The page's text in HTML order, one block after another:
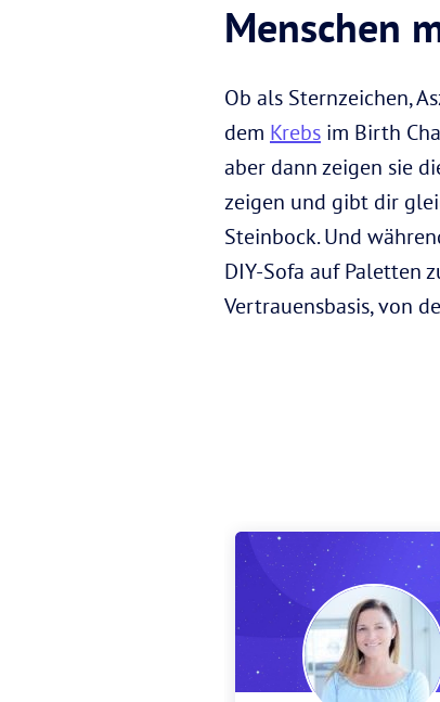
Menschen
Ob als Sternzeichen,
dem Krebs im Birth
aber dann zeigen sie
zeigen und gibt dir
Steinbock. Und
DIY-Sofa auf Paletten
Vertrauensbasis, von